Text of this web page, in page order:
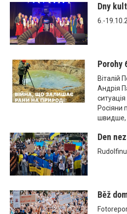
Dny
6.-
Porohy
Віталій
Андрія
Росіяни
швидше,
Den
Běž